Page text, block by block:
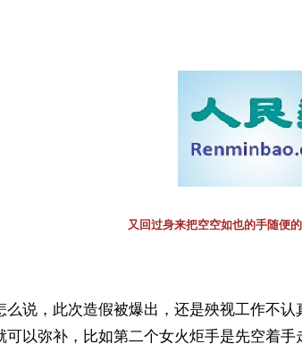
又回过身来把空空如也的手随便
么说，此次造假被爆出，还是殃视工作不
可以弥补，比如第二个女火炬手是先空着